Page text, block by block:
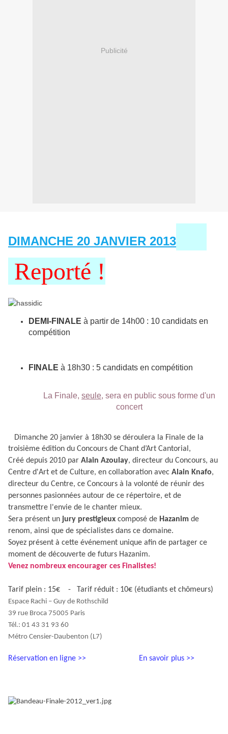
Publicité
DIMANCHE 20 JANVIER 2013
Reporté !
DEMI-FINALE à partir de 14h00 : 10 candidats en
compétition
FINALE à 18h30 : 5 candidats en compétition
La Finale, seule, sera en public sous forme d'un
concert
Dimanche 20 janvier à 18h30 se déroulera la Finale de la
troisième édition du Concours de Chant d’Art Cantorial,
Créé depuis 2010 par Alain Azoulay, directeur du Concours, au
Centre d'Art et de Culture, en collaboration avec Alain Knafo,
directeur du Centre, ce Concours à la volonté de réunir des
personnes pasionnées autour de ce répertoire, et de
transmettre l'envie de le chanter mieux.
Sera présent un jury prestigieux composé de Hazanim de
renom, ainsi que de spécialistes dans ce domaine.
Soyez présent à cette événement unique afin de partager ce
moment de découverte de futurs Hazanim.
Venez nombreux encourager ces Finalistes!
Tarif plein : 15€ - Tarif réduit : 10€ (étudiants et chômeurs)
Espace Rachi – Guy de Rothschild
39 rue Broca 75005 Paris
Tél.: 01 43 31 93 60
Métro Censier-Daubenton (L7)
Réservation en ligne >> En savoir plus >>